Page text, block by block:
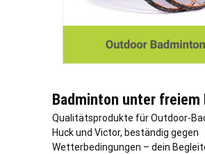
Badminton unter freiem
Qualitätsprodukte für Outdoor-
Huck und Victor, beständig gegen
Wetterbedingungen – dein